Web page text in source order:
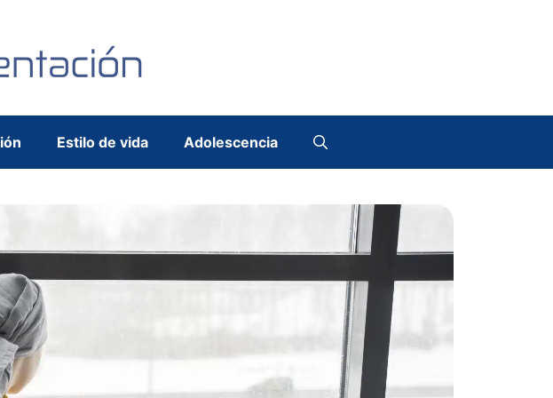
Estilo de vida Adolescencia